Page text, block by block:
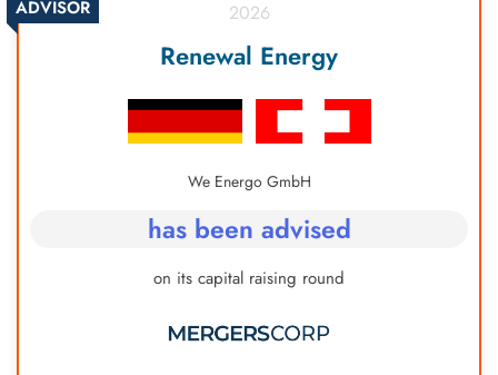
ADVISOR 2026
Renewal Energy
We Energo GmbH
has been advised
on its capital raising round